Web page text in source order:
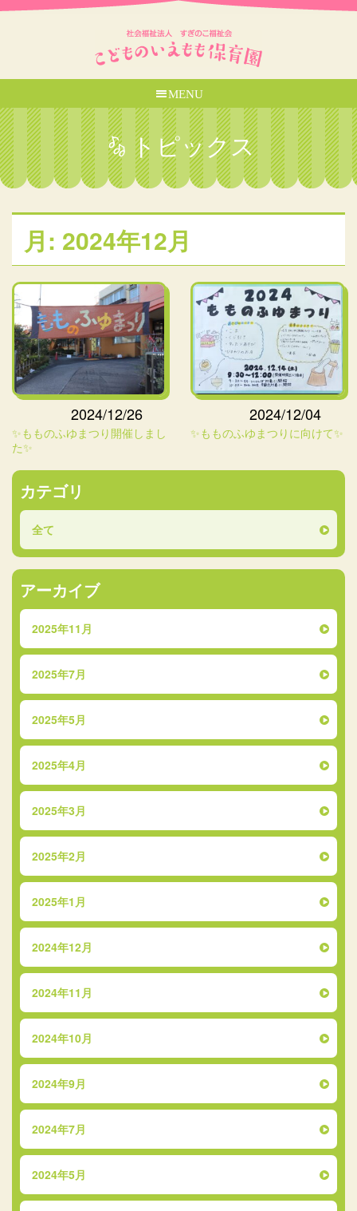
MENU
トピックス
月: 2024年12月
2024/12/26
✨もものふゆまつり開催しまし
た✨
2024/12/04
✨もものふゆまつりに向けて✨
カテゴリ
全て
アーカイブ
2025年11月
2025年7月
2025年5月
2025年4月
2025年3月
2025年2月
2025年1月
2024年12月
2024年11月
2024年10月
2024年9月
2024年7月
2024年5月